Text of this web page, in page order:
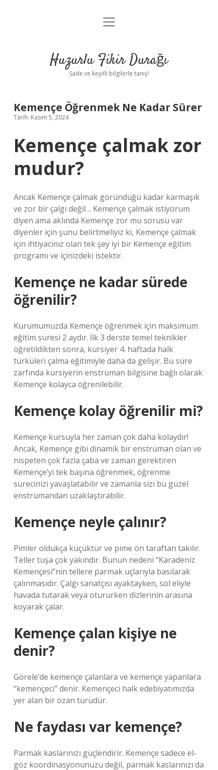
Anasayfa
Yasal Uyarı
menüyü
Huzurlu Fikir Durağı
Sade ve keyifli bilgilerle tanış!
Kemençe Öğrenmek Ne Kadar Sürer
Tarih: Kasım 5, 2024
Kemençe çalmak zor
mudur?
Ancak Kemençe çalmak göründüğü kadar karmaşık
ve zor bir çalgı değil… Kemençe çalmak istiyorum
diyen ama aklında Kemençe zor mu sorusu var
diyenler için şunu belirtmeliyiz ki, Kemençe çalmak
için ihtiyacınız olan tek şey iyi bir Kemençe eğitim
programı ve içinizdeki istektir.
Kemençe ne kadar sürede
öğrenilir?
Kurumumuzda Kemençe öğrenmek için maksimum
eğitim süresi 2 aydır. İlk 3 derste temel teknikler
öğretildikten sonra, kursiyer 4. haftada halk
türküleri çalma eğitimiyle daha da gelişir. Bu süre
zarfında kursiyerin enstrüman bilgisine bağlı olarak
Kemençe kolayca öğrenilebilir.
Kemençe kolay öğrenilir mi?
Kemençe kursuyla her zaman çok daha kolaydır!
Ancak, Kemençe gibi dinamik bir enstrüman olan ve
nispeten çok fazla çaba ve zaman gerektiren
Kemençe’yi tek başına öğrenmek, öğrenme
sürecinizi yavaşlatabilir ve zamanla sizi bu güzel
enstrümandan uzaklaştırabilir.
Kemençe neyle çalınır?
Pimler oldukça küçüktür ve pime ön taraftan takılır.
Teller tuşa çok yakındır. Bunun nedeni “Karadeniz
Kemençesi”nin tellere parmak uçlarıyla basılarak
çalınmasıdır. Çalgı sanatçısı ayaktayken, sol eliyle
havada tutarak veya otururken dizlerinin arasına
koyarak çalar.
Kemençe çalan kişiye ne
denir?
Görele’de kemençe çalanlara ve kemençe yapanlara
“kemençeci” denir. Kemençeci halk edebiyatımızda
yer alan bir ozan türüdür.
Ne faydası var kemençe?
Parmak kaslarınızı güçlendirir. Kemençe sadece el-
göz koordinasyonunuzu değil, parmak kaslarınızı da